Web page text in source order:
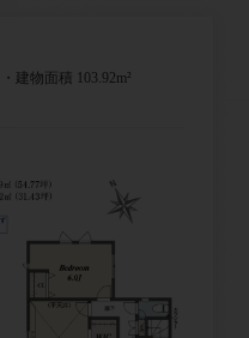
建物面積 103.92m²